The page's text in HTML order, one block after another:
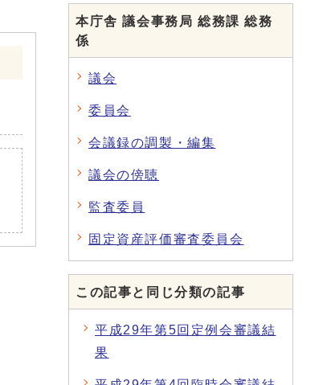
本庁舎 議会事務局 総務課 総務
係
議会
委員会
会議録の調製・編集
議会の傍聴
監査委員
固定資産評価審査委員会
この記事と同じ分類の記事
平成29年第5回定例会審議結
果